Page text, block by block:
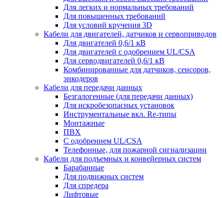
Для легких и нормальных требований
Для повышенных требований
Для условий кручения 3D
Кабели для двигателей, датчиков и сервоприводов
Для двигателей 0,6/1 кВ
Для двигателей с одобрением UL/CSA
Для серводвигателей 0,6/1 кВ
Комбинированные для датчиков, cенсоров,
энкодеров
Кабели для передачи данных
Безгалогенные (для передачи данных)
Для искробезопасных установок
Инструментальные вкл. Re-типы
Монтажные
ПВХ
С одобрением UL/CSA
Телефонные, для пожарной сигнализации
Кабели для подъемных и конвейерных систем
Барабанные
Для подвижных систем
Для спредера
Лифтовые